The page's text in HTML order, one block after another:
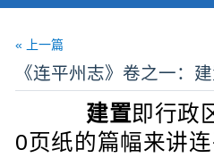
« 上一篇
《连平州志》卷之一：
建置即行政
0页纸的篇幅来讲